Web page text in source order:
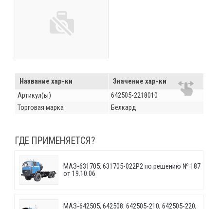
Название хар-ки
Значение хар-ки
Артикул(ы)
642505-2218010
Торговая марка
Белкард
ГДЕ ПРИМЕНЯЕТСЯ?
МАЗ-631705: 631705-022P2 по решению № 187
от 19.10.06
МАЗ-642505, 642508: 642505-210, 642505-220,